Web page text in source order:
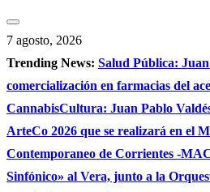
Saltar
al
contenido
7 agosto, 2026
Trending News: Salud Pública:
comercialización en farmacias del
CannabisCultura: Juan Pablo
ArteCo 2026 que se realizará en el
Contemporaneo de Corrientes -
Sinfónico» al Vera, junto a la